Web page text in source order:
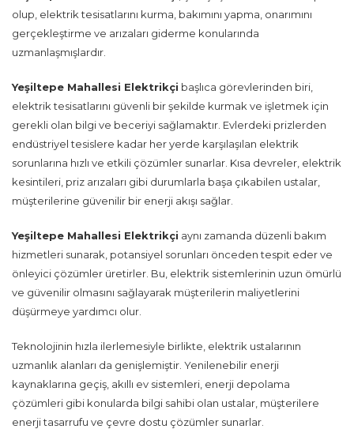
olup, elektrik tesisatlarını kurma, bakımını yapma, onarımını
gerçekleştirme ve arızaları giderme konularında
uzmanlaşmışlardır.
Yeşiltepe Mahallesi Elektrikçi başlıca görevlerinden biri,
elektrik tesisatlarını güvenli bir şekilde kurmak ve işletmek için
gerekli olan bilgi ve beceriyi sağlamaktır. Evlerdeki prizlerden
endüstriyel tesislere kadar her yerde karşılaşılan elektrik
sorunlarına hızlı ve etkili çözümler sunarlar. Kısa devreler, elektrik
kesintileri, priz arızaları gibi durumlarla başa çıkabilen ustalar,
müşterilerine güvenilir bir enerji akışı sağlar.
Yeşiltepe Mahallesi Elektrikçi aynı zamanda düzenli bakım
hizmetleri sunarak, potansiyel sorunları önceden tespit eder ve
önleyici çözümler üretirler. Bu, elektrik sistemlerinin uzun ömürlü
ve güvenilir olmasını sağlayarak müşterilerin maliyetlerini
düşürmeye yardımcı olur.
Teknolojinin hızla ilerlemesiyle birlikte, elektrik ustalarının
uzmanlık alanları da genişlemiştir. Yenilenebilir enerji
kaynaklarına geçiş, akıllı ev sistemleri, enerji depolama
çözümleri gibi konularda bilgi sahibi olan ustalar, müşterilere
enerji tasarrufu ve çevre dostu çözümler sunarlar.